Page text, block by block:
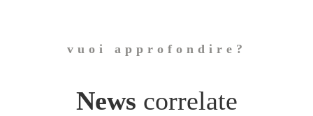
vuoi approfondire?
News correlate